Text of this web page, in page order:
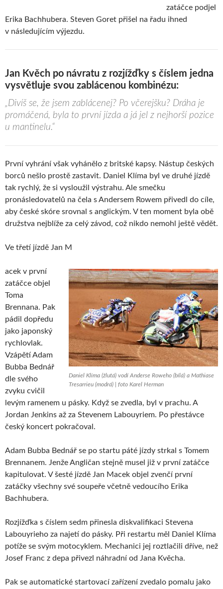
zatáčce podjel
Erika Bachhubera. Steven Goret přišel na řadu ihned
v následujícím výjezdu.
Jan Kvěch po návratu z rozjížďky s číslem jedna
vysvětluje svou zablácenou kombinézu:
„Divíš se, že jsem zablácenej? Po včerejšku? Dráha je
promáčená, byla to první jízda a já jel z nejhorší pozice
u mantinelu.“
První vyhrání však vyhánělo z britské kapsy. Nástup českých
borců nešlo prostě zastavit. Daniel Klíma byl ve druhé jízdě
tak rychlý, že si vysloužil výstrahu. Ale smečku
pronásledovatelů na čela s Andersem Rowem přivedl do cíle,
aby české skóre srovnal s anglickým. V ten moment byla obě
družstva nejblíže za celý závod, což nikdo nemohl ještě vědět.
Ve třetí jízdě Jan M
Daniel Klíma (žlutá) vodí Anderse Roweho (bílá) a Mathiase
Tresarrieu (modrá) | foto Karel Herman
acek v první
zatáčce objel
Toma
Brennana. Pak
pádil dopředu
jako japonský
rychlovlak.
Vzápětí Adam
Bubba Bednář
dle svého
zvyku cvičil
levým ramenem u pásky. Když se zvedla, byl v prachu. A
Jordan Jenkins až za Stevenem Labouyriem. Po přestávce
český koncert pokračoval.
Adam Bubba Bednář se po startu páté jízdy strkal s Tomem
Brennanem. Jenže Angličan stejně musel již v první zatáčce
kapitulovat. V šesté jízdě Jan Macek objel zvenčí první
zatáčky všechny své soupeře včetně vedoucího Erika
Bachhubera.
Rozjížďka s číslem sedm přinesla diskvalifikaci Stevena
Labouyrieho za najetí do pásky. Při restartu měl Daniel Klíma
potíže se svým motocyklem. Mechanici jej roztlačili dříve, než
Josef Franc z depa přivezl náhradní od Jana Kvěcha.
Pak se automatické startovací zařízení zvedalo pomalu jako